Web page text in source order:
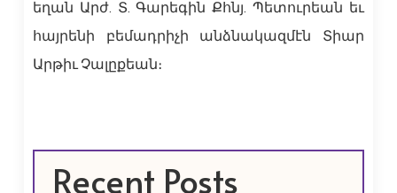
եղան Արժ. Տ. Գարեգին Քհնյ. Պետուրեան եւ
հայրենի բեմադրիչի անձնակազմէն Տիար
Արթիւ Չալըքեան։
Recent Posts